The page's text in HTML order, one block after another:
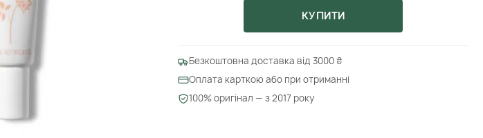
КУПИТИ
Безкоштовна доставка від 3000 ₴
Оплата карткою або при отриманні
100% оригінал — з 2017 року